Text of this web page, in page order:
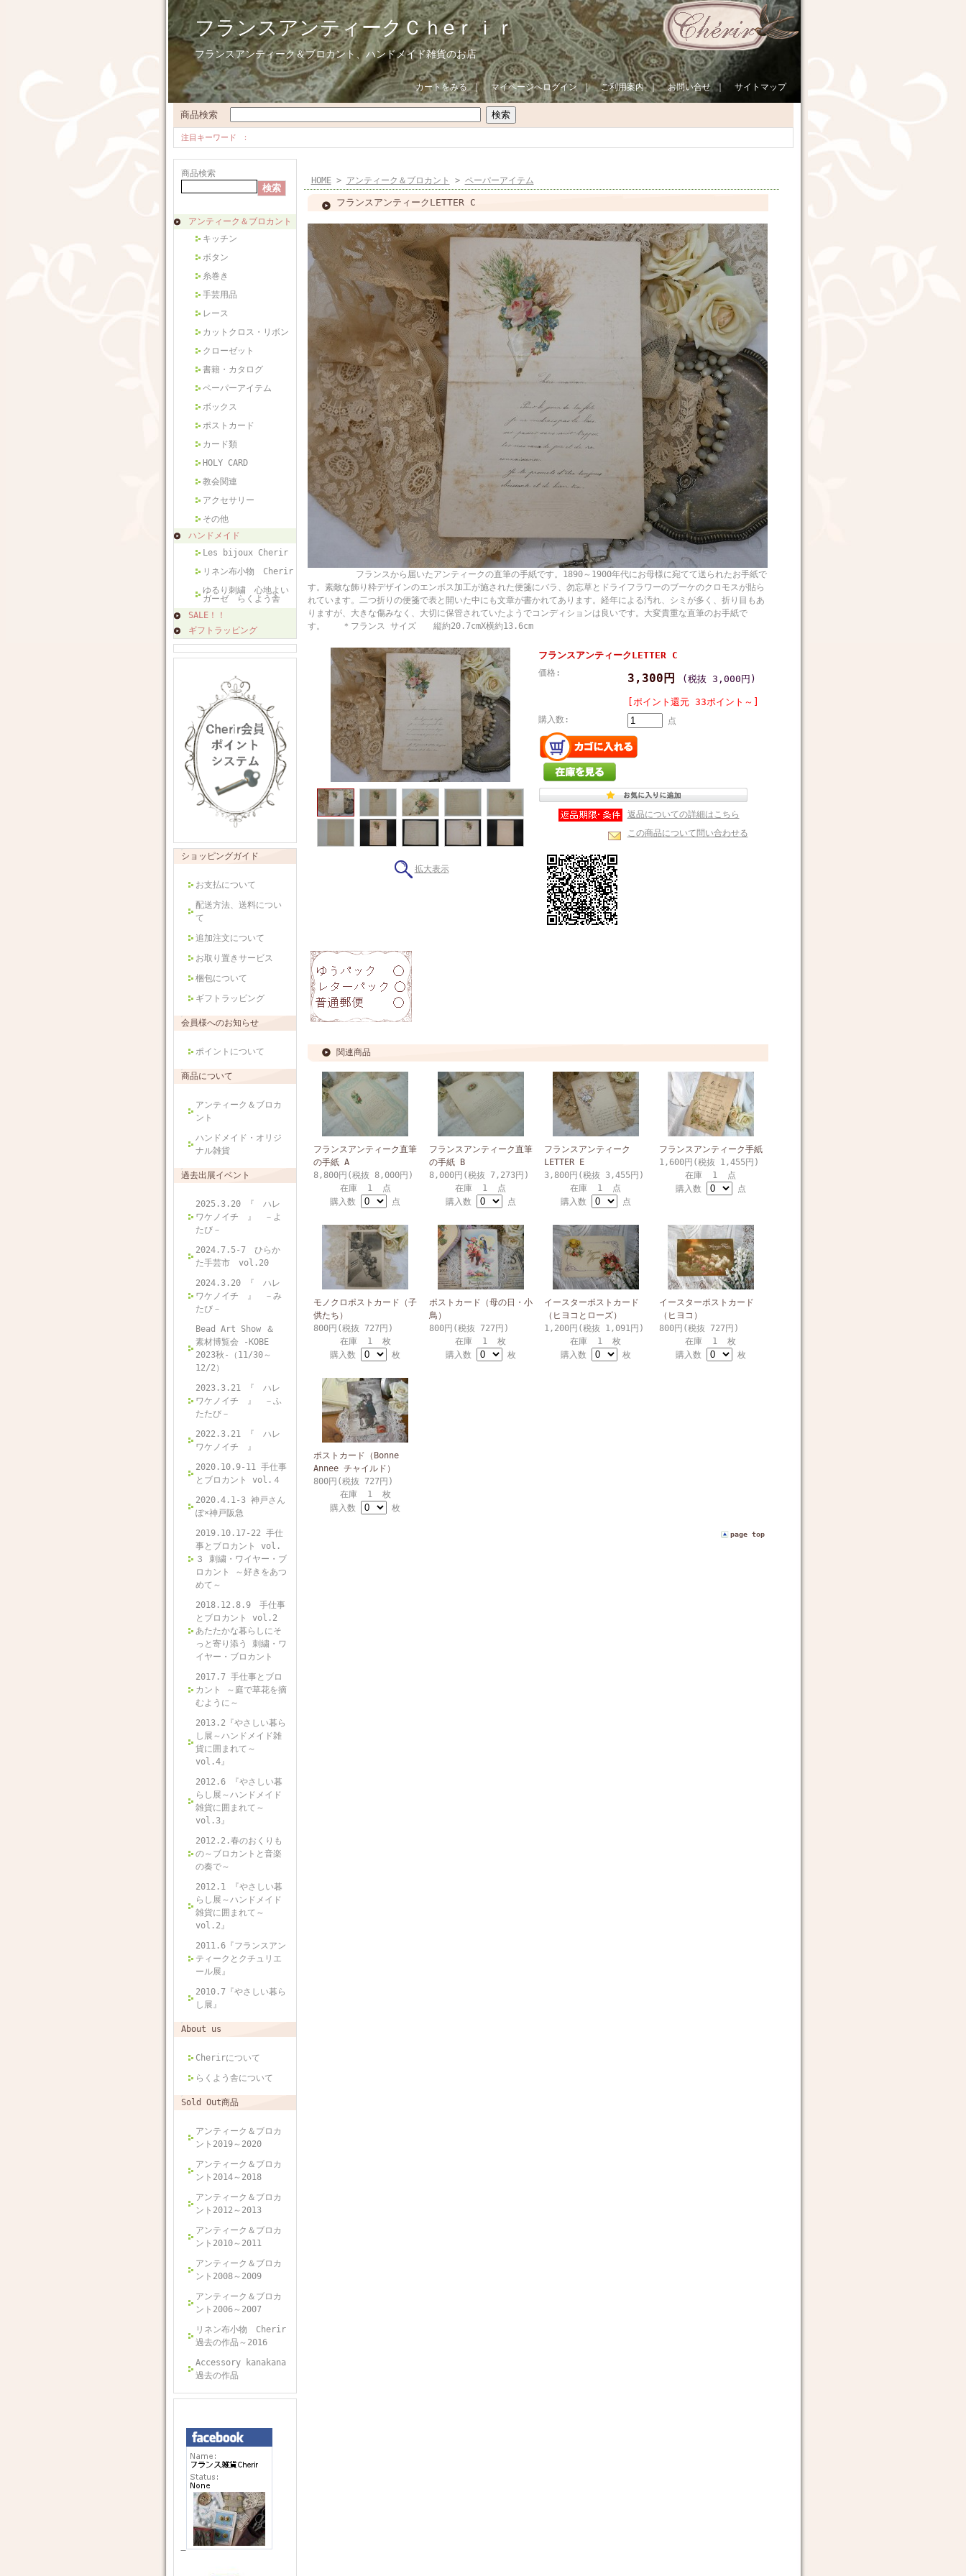
フランスアンティークＣｈeｒｉｒ
フランスアンティーク＆ブロカント、ハンドメイド雑貨のお店
カートをみる｜ マイページへログイン｜ ご利用案内｜ お問い合せ｜ サイトマップ
商品検索
注目キーワード
商品検索
アンティーク＆ブロカント
キッチン
ボタン
糸巻き
手芸用品
レース
カットクロス・リボン
クローゼット
書籍・カタログ
ペーパーアイテム
ボックス
ポストカード
カード類
HOLY CARD
教会関連
アクセサリー
その他
ハンドメイド
Les bijoux Cherir
リネン布小物 Cherir
ゆるり刺繍 心地よい
ガーゼ らくよう舎
SALE！！
ギフトラッピング
ショッピングガイド
お支払について
配送方法、送料につい
て
追加注文について
お取り置きサービス
梱包について
ギフトラッピング
会員様へのお知らせ
ポイントについて
商品について
アンティーク＆ブロカ
ント
ハンドメイド・オリジ
ナル雑貨
過去出展イベント
2025.3.20 『 ハレ
ワケノイチ 』 －よ
たび－
2024.7.5-7 ひらか
た手芸市 vol.20
2024.3.20 『 ハレ
ワケノイチ 』 －み
たび－
Bead Art Show ＆
素材博覧会 -KOBE
2023秋-（11/30～
12/2）
2023.3.21 『 ハレ
ワケノイチ 』 －ふ
たたび－
2022.3.21 『 ハレ
ワケノイチ 』
2020.10.9-11 手仕事
とブロカント vol.４
2020.4.1-3 神戸さん
ぽ×神戸阪急
2019.10.17-22 手仕
事とブロカント vol.
３ 刺繍・ワイヤー・ブ
ロカント ～好きをあつ
めて～
2018.12.8.9 手仕事
とブロカント vol.2
あたたかな暮らしにそ
っと寄り添う 刺繍・ワ
イヤー・ブロカント
2017.7 手仕事とブロ
カント ～庭で草花を摘
むように～
2013.2『やさしい暮ら
し展～ハンドメイド雑
貨に囲まれて～
vol.4』
2012.6 『やさしい暮
らし展～ハンドメイド
雑貨に囲まれて～
vol.3』
2012.2.春のおくりも
の～ブロカントと音楽
の奏で～
2012.1 『やさしい暮
らし展～ハンドメイド
雑貨に囲まれて～
vol.2』
2011.6『フランスアン
ティークとクチュリエ
ール展』
2010.7『やさしい暮ら
し展』
About us
Cherirについて
らくよう舎について
Sold Out商品
アンティーク＆ブロカ
ント2019～2020
アンティーク＆ブロカ
ント2014～2018
アンティーク＆ブロカ
ント2012～2013
アンティーク＆ブロカ
ント2010～2011
アンティーク＆ブロカ
ント2008～2009
アンティーク＆ブロカ
ント2006～2007
リネン布小物 Cherir
過去の作品～2016
Accessory kanakana
過去の作品
HOME> アンティーク＆ブロカント > ペーパーアイテム
フランスアンティークLETTER C
フランスから届いたアンティークの直筆の手紙です。1890～1900年代にお母様に宛てて送られたお手紙で
す。素敵な飾り枠デザインのエンボス加工が施された便箋にバラ、勿忘草とドライフラワーのブーケのクロモスが貼ら
れています。二つ折りの便箋で表と開いた中にも文章が書かれてあります。経年による汚れ、シミが多く、折り目もあ
りますが、大きな傷みなく、大切に保管されていたようでコンディションは良いです。大変貴重な直筆のお手紙で
す。 ＊フランス サイズ 縦約20.7cmX横約13.6cm
拡大表示
フランスアンティークLETTER C
価格: 3,300円 (税抜 3,000円)
[ポイント還元 33ポイント～]
購入数: 点
返品についての詳細はこちら
この商品について問い合わせる
関連商品
フランスアンティーク直筆
の手紙 A
8,800円(税抜 8,000円)
在庫 1 点
購入数
点
フランスアンティーク直筆
の手紙 B
8,000円(税抜 7,273円)
在庫 1 点
購入数
点
フランスアンティーク
LETTER E
3,800円(税抜 3,455円)
在庫 1 点
購入数
点
フランスアンティーク手紙
1,600円(税抜 1,455円)
在庫 1 点
購入数
点
モノクロポストカード（子
供たち）
800円(税抜 727円)
在庫 1 枚
購入数
枚
ポストカード（母の日・小
鳥）
800円(税抜 727円)
在庫 1 枚
購入数
枚
イースターポストカード
（ヒヨコとローズ）
1,200円(税抜 1,091円)
在庫 1 枚
購入数
枚
イースターポストカード
（ヒヨコ）
800円(税抜 727円)
在庫 1 枚
購入数
枚
ポストカード（Bonne
Annee チャイルド）
800円(税抜 727円)
在庫 1 枚
購入数
枚
page top